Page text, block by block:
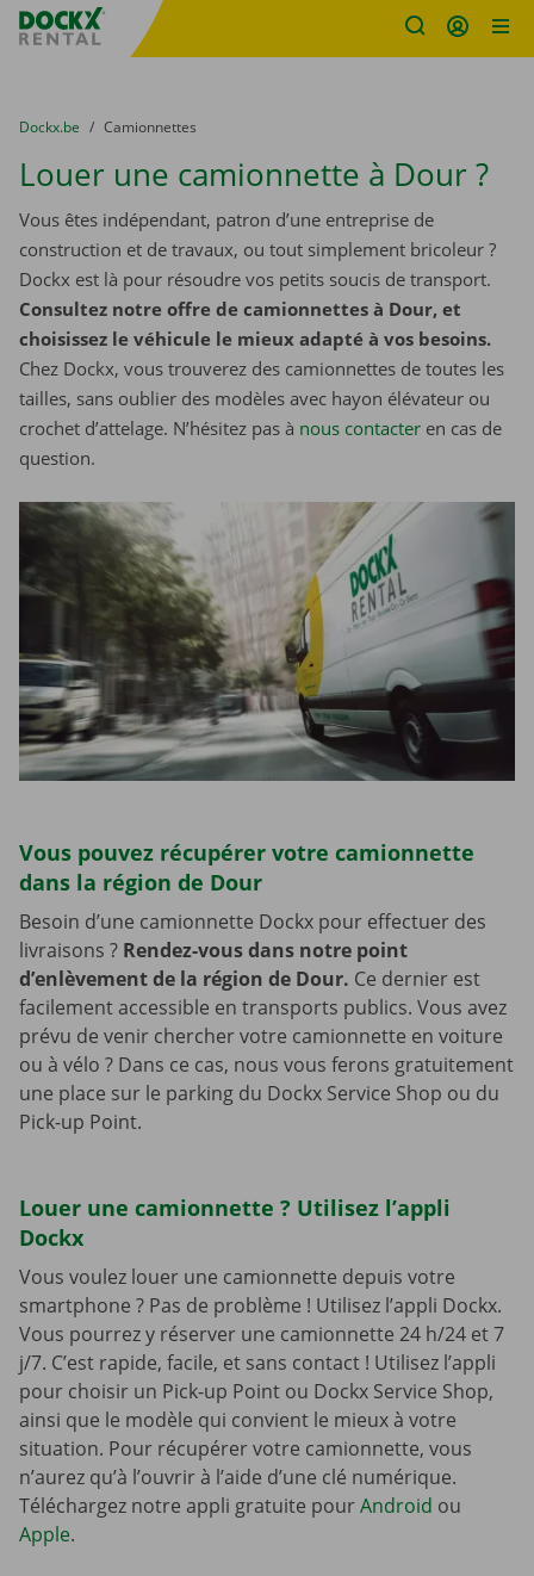
sitename
You are here:
du
Dockx.be to
Camionnettes
Louer une camionnette à Dour ?
Vous êtes indépendant, patron d’une entreprise de
construction et de travaux, ou tout simplement bricoleur ?
Dockx est là pour résoudre vos petits soucis de transport.
Consultez notre offre de camionnettes à Dour, et
choisissez le véhicule le mieux adapté à vos besoins.
Chez Dockx, vous trouverez des camionnettes de toutes les
tailles, sans oublier des modèles avec hayon élévateur ou
crochet d’attelage. N’hésitez pas à nous contacter ​​​​​​​ en cas de
question.
Vous pouvez récupérer votre camionnette
dans la région de Dour
Besoin d’une camionnette Dockx pour effectuer des
livraisons ? Rendez-vous dans notre point
d’enlèvement de la région de Dour. Ce dernier est
facilement accessible en transports publics. Vous avez
prévu de venir chercher votre camionnette en voiture
ou à vélo ? Dans ce cas, nous vous ferons gratuitement
une place sur le parking du Dockx Service Shop ou du
Pick-up Point.
Louer une camionnette ? Utilisez l’appli
Dockx
Vous voulez louer une camionnette depuis votre
smartphone ? Pas de problème ! Utilisez l’appli Dockx.
Vous pourrez y réserver une camionnette 24 h/24 et 7
j/7. C’est rapide, facile, et sans contact ! Utilisez l’appli
pour choisir un Pick-up Point ou Dockx Service Shop,
ainsi que le modèle qui convient le mieux à votre
situation. Pour récupérer votre camionnette, vous
n’aurez qu’à l’ouvrir à l’aide d’une clé numérique.
Téléchargez notre appli gratuite pourAndroid ou
Apple.